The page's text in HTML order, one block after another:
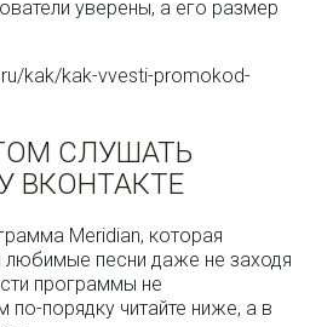
уверены, а его размер
kak/kak-vvesti-promokod-
СЛУШАТЬ
ВКОНТАКТЕ
Meridian, которая
любимые песни даже не заходя
программы не
порядку читайте ниже, а в